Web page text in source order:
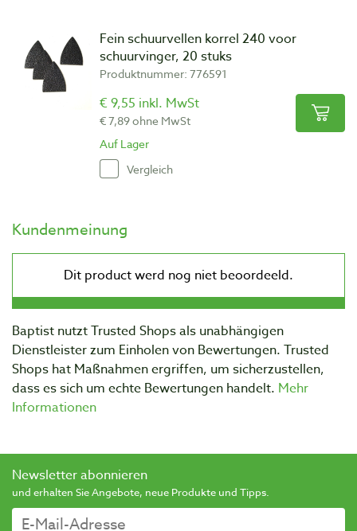
Fein schuurvellen korrel 240 voor
schuurvinger, 20 stuks
Produktnummer: 776591
€ 9,55 inkl. MwSt
€ 7,89 ohne MwSt
Auf Lager
Vergleich
Kundenmeinung
Baptist nutzt Trusted Shops als unabhängigen
Dienstleister zum Einholen von Bewertungen. Trusted
Shops hat Maßnahmen ergriffen, um sicherzustellen,
dass es sich um echte Bewertungen handelt. Mehr
Informationen
Newsletter abonnieren
und erhalten Sie Angebote, neue Produkte und Tipps.